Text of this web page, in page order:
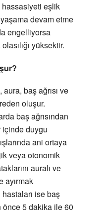
hassasiyeti eşlik
devam etme
engelliyorsa
yüksektir.
baş ağrısı ve
oluşur.
baş ağrısından
duygu
ani ortaya
veya otonomik
auralı ve
ayırmak
ise baş
önce 5 dakika ile 60